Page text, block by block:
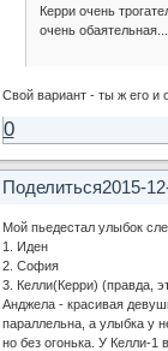
Керри очень
очень
Свой вариант - ты ж его и
0
Поделиться2015-
Мой пьедестал улыбок
1. Иден
2. София
3. Келли(Керри) (правда,
Анджела - красивая
параллельна, а улыбка у
но без огонька. У Келли-1